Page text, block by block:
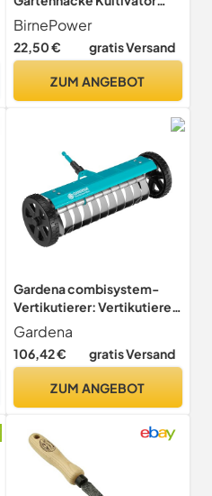
Schwarz Grubber Hacke 5
Zinken Kralle Bodenlüfter
155cm
BirnePower
22,50 € gratis Versand
ZUM ANGEBOT
Gardena combisystem-
Vertikutierer: Vertikutierer
zur Beseitigung von Moos,
Unkraut und Rasenfilz, 32
cm Arbeitsbreite, mit
Hubachse zum leichteren
Gardena
106,42 € gratis Versand
ZUM ANGEBOT